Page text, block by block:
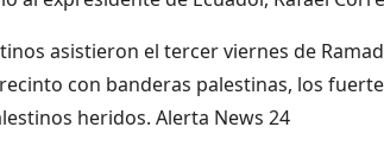
asistieron el tercer viernes de
con banderas palestinas, los
heridos. Alerta News 24